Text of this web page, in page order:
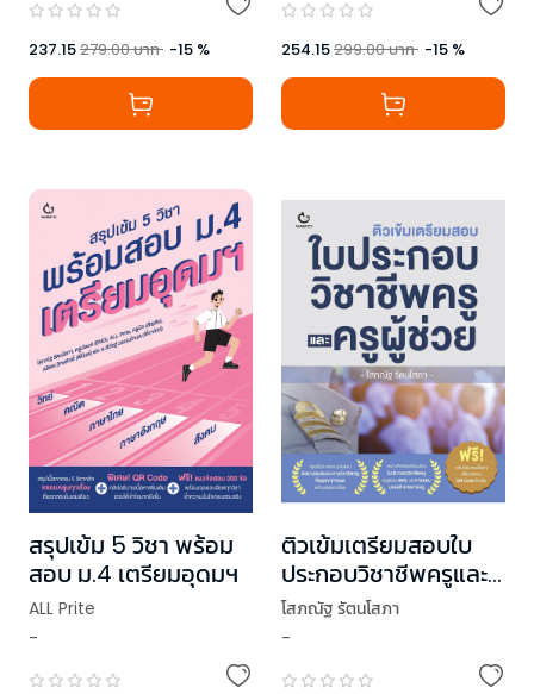
237.15279.00บาท -15 % 254.15299.00บาท -15 %
สรุปเข้ม 5 วิชา พร้อม
สอบ ม.4 เตรียมอุดมฯ
ALL Prite
,
,ครูบิว (สัญชัย)
-
ติวเข้มเตรียมสอบใบ
ประกอบวิชาชีพครูและ
ครูผู้ช่วย
โสภณัฐ รัตนโสภา
-